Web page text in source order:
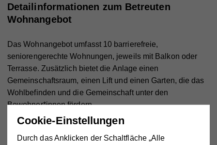
Detailinformationen zum Betreuten
Wohnangebot
Das Wohnangebot umfasst 10 barrierefreie,
seniorengerechte Wohnungen, jeweils mit Balkon oder
Terrasse. Zusätzlich bietet die Anlage einen
Gemeinschaftsraum, einen Lift und einen Garten, die das
Wohlbefinden und die Gemeinschaft unter den
Bewohner*innen fördern.
Cookie-Einstellungen
Durch das Anklicken der Schaltfläche „Alle